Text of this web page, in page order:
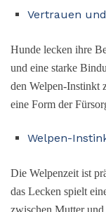
Vertrauen
Hunde lecken ihre
und eine starke
den Welpen-Instinkt
eine Form der
Welpen-
Die Welpenzeit ist
das Lecken spielt
zwischen Mutter